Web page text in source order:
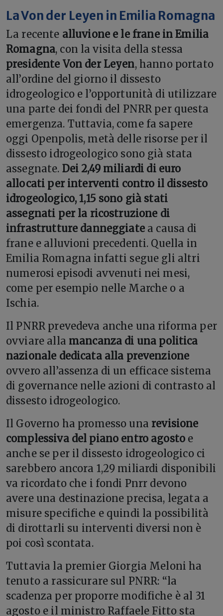
LaVon der Leyen in Emilia Romagna
La recente alluvione e le frane in Emilia
Romagna, con la visita della stessa
presidente Von der Leyen, hanno portato
all’ordine del giorno il dissesto
idrogeologico e l’opportunità di utilizzare
una parte dei fondi del PNRR per questa
emergenza. Tuttavia, come fa sapere
oggi Openpolis, metà delle risorse per il
dissesto idrogeologico sono già stata
assegnate. Dei 2,49 miliardi di euro
allocati per interventi contro il dissesto
idrogeologico, 1,15 sono già stati
assegnati per la ricostruzione di
infrastrutture danneggiate a causa di
frane e alluvioni precedenti. Quella in
Emilia Romagna infatti segue gli altri
numerosi episodi avvenuti nei mesi,
come per esempio nelle Marche o a
Ischia.
Il PNRR prevedeva anche una riforma per
ovviare alla mancanza di una politica
nazionale dedicata alla prevenzione
ovvero all’assenza di un efficace sistema
di governance nelle azioni di contrasto al
dissesto idrogeologico.
Il Governo ha promesso una revisione
complessiva del piano entro agosto e
anche se per il dissesto idrogeologico ci
sarebbero ancora 1,29 miliardi disponibili
va ricordato che i fondi Pnrr devono
avere una destinazione precisa, legata a
misure specifiche e quindi la possibilità
di dirottarli su interventi diversi non è
poi così scontata.
Tuttavia la premier Giorgia Meloni ha
tenuto a rassicurare sul PNRR: “la
scadenza per proporre modifiche è al 31
agosto e il ministro Raffaele Fitto sta